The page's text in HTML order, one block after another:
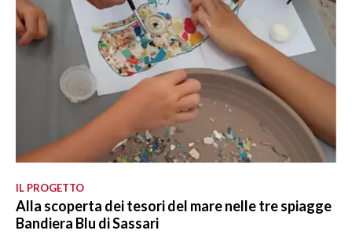
IL PROGETTO
Alla scoperta dei tesori del mare nelle tre spiagge
Bandiera Blu di Sassari